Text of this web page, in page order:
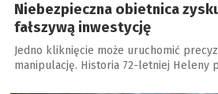
Niebezpieczna obietnica
fałszywą inwestycję
Jedno kliknięcie może uruchomić
manipulację. Historia 72-letniej Heleny